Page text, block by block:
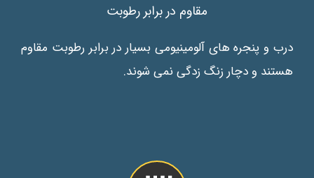
مقاوم در برابر رطوبت
درب و پنجره های آلومینیومی بسیار در برابر رطوبت مقاوم
هستند و دچار زنگ زدگی نمی شوند.